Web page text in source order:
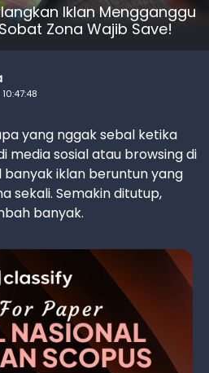
Iklan Mengganggu
Zona Wajib Save!
yang nggak sebal ketika
media sosial atau browsing di
iklan beruntun yang
sekali. Semakin ditutup,
banyak.